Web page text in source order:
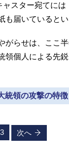
スター宛てに
届いているとい
らせは、ここ
個人による先
統領の攻撃の特徴
3 次へ